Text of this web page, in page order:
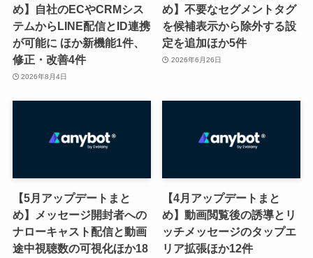
め】自社のECやCRMシス
テムからLINE配信とID連携
が可能に ほか新機能1件、
修正・改善4件
2026年8月4日
め】不要なセグメントタグ
を候補表示から除外する設
定を追加ほか5件
2026年6月26日
【5月アップデートまと
め】メッセージ開封者への
ナローキャスト配信と動画
途中視聴数の可視化ほか18
【4月アップデートまと
め】動画閲覧後の誘導とリ
ッチメッセージのタップエ
リア拡張ほか12件